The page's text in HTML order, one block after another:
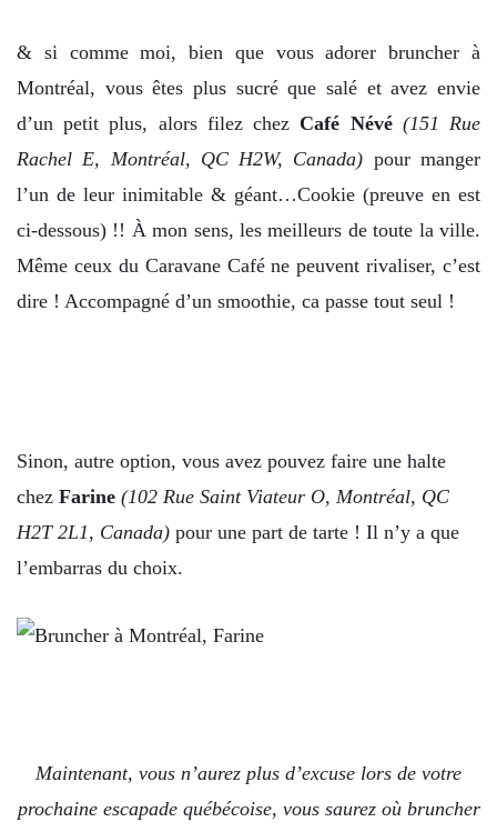
& si comme moi, bien que vous adorer bruncher à
Montréal, vous êtes plus sucré que salé et avez envie
d’un petit plus, alors filez chez Café Névé (151 Rue
Rachel E, Montréal, QC H2W, Canada) pour manger
l’un de leur inimitable & géant…Cookie (preuve en est
ci-dessous) !! À mon sens, les meilleurs de toute la ville.
Même ceux du Caravane Café ne peuvent rivaliser, c’est
dire ! Accompagné d’un smoothie, ca passe tout seul !
Sinon, autre option, vous avez pouvez faire une halte
chez Farine (102 Rue Saint Viateur O, Montréal, QC
H2T 2L1, Canada) pour une part de tarte ! Il n’y a que
l’embarras du choix.
Maintenant, vous n’aurez plus d’excuse lors de votre
prochaine escapade québécoise, vous saurez où bruncher